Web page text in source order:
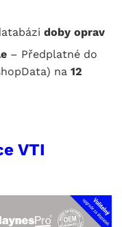
doby oprav
– Předplatné do
na 12
VTI